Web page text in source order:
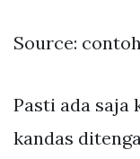
Source:
Pasti ada saja
kandas